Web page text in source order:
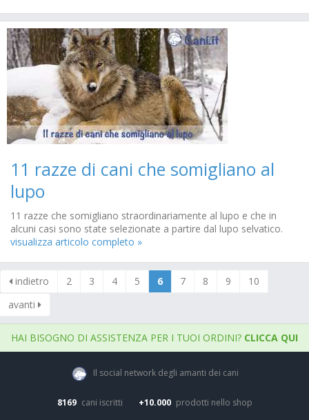
11 razze di cani che somigliano al
lupo
11 razze che somigliano straordinariamente al lupo e che in
alcuni casi sono state selezionate a partire dal lupo selvatico.
visualizza articolo completo »
indietro 2 3 4 5 6 7 8 9
10
avanti
HAI BISOGNO DI ASSISTENZA PER I TUOI ORDINI? CLICCA QUI
Il social network degli amanti dei cani
8169 cani iscritti +10.000 prodotti nello shop